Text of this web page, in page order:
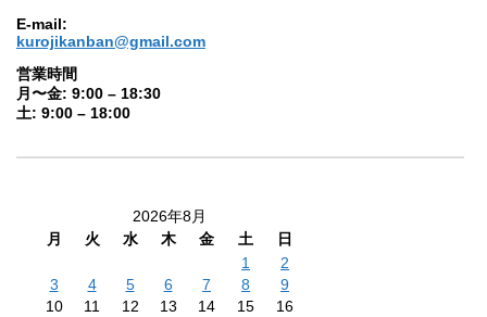
E-mail:
kurojikanban@gmail.com
営業時間
月〜金: 9:00 – 18:30
土: 9:00 – 18:00
2026年8月
月
火 水 木 金 土
日
1
2
3
4 5 6 7 8
9
10
11 12 13 14 15
16